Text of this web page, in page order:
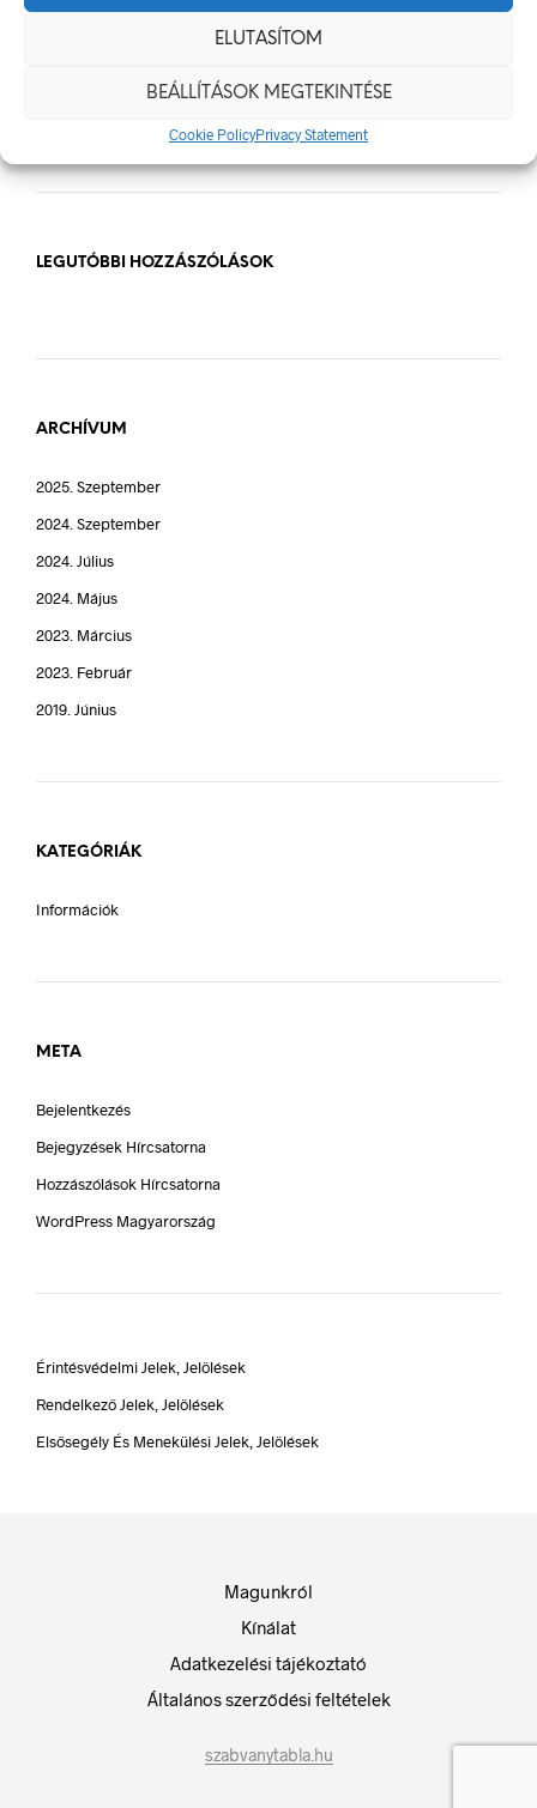
ELUTASÍTOM
BEÁLLÍTÁSOK MEGTEKINTÉSE
Cookie PolicyPrivacy Statement
A Biztonságos Hulladékgazdálkodás: A Hulladékgyűjtő
A Munkavédelmi Rendelet És A Biztonsági Táblák: Az
LEGUTÓBBI HOZZÁSZÓLÁSOK
ARCHÍVUM
2025. Szeptember
2024. Szeptember
2024. Július
2024. Május
2023. Március
2023. Február
2019. Június
KATEGÓRIÁK
Információk
META
Bejelentkezés
Bejegyzések Hírcsatorna
Hozzászólások Hírcsatorna
WordPress Magyarország
Érintésvédelmi Jelek, Jelölések
Rendelkező Jelek, Jelölések
Elsősegély És Menekülési Jelek, Jelölések
Magunkról
Kínálat
Adatkezelési tájékoztató
Általános szerződési feltételek
szabvanytabla.hu